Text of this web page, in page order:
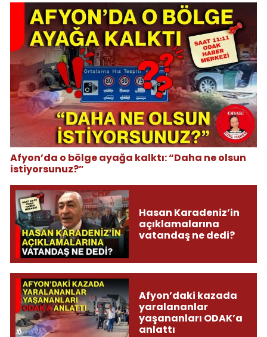
Afyon’da o bölge ayağa kalktı: “Daha ne olsun
istiyorsunuz?”
Hasan Karadeniz’in
açıklamalarına
vatandaş ne dedi?
Afyon’daki kazada
yaralananlar
yaşananları ODAK’a
anlattı